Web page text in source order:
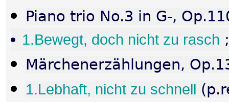
Piano trio No.3 in G-,
1.Bewegt, doch nicht zu rasch
Märchenerzählungen,
1.Lebhaft, nicht zu schnell